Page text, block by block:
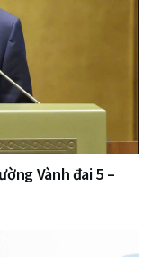
Vành đai 5 –